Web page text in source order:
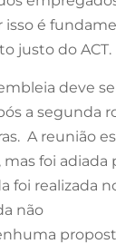
isso é
justo do ACT.
deve
a segunda
A reunião
foi adiada
foi realizada
não